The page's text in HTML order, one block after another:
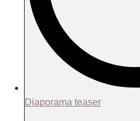
Diaporama teaser